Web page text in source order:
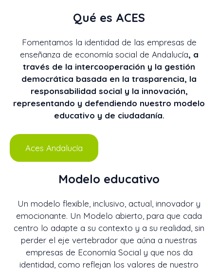
Qué es ACES
Fomentamos la identidad de las empresas de
enseñanza de economía social de Andalucía, a
través de la intercooperación y la gestión
democrática basada en la trasparencia, la
responsabilidad social y la innovación,
representando y defendiendo nuestro modelo
educativo y de ciudadanía.
Aces Andalucía
Modelo educativo
Un modelo flexible, inclusivo, actual, innovador y
emocionante. Un Modelo abierto, para que cada
centro lo adapte a su contexto y a su realidad, sin
perder el eje vertebrador que aúna a nuestras
empresas de Economía Social y que nos da
identidad, como reflejan los valores de nuestro